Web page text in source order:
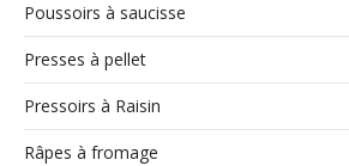
Poussoirs à saucisse
Presses à pellet
Pressoirs à Raisin
Râpes à fromage